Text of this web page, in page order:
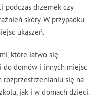
podczas drzemek czy
skóry. W przypadku
ukąszeń.
które łatwo się
do domów i innych miejsc
rozprzestrzenianiu się na
jak i w domach dzieci.